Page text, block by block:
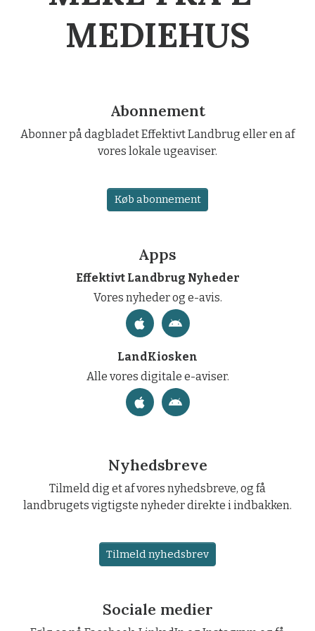
MEDIEHUS
Abonnement
Abonner på dagbladet Effektivt Landbrug eller en af
vores lokale ugeaviser.
Køb abonnement
Apps
Effektivt Landbrug Nyheder
Vores nyheder og e-avis.
LandKiosken
Alle vores digitale e-aviser.
Nyhedsbreve
Tilmeld dig et af vores nyhedsbreve, og få
landbrugets vigtigste nyheder direkte i indbakken.
Tilmeld nyhedsbrev
Sociale medier